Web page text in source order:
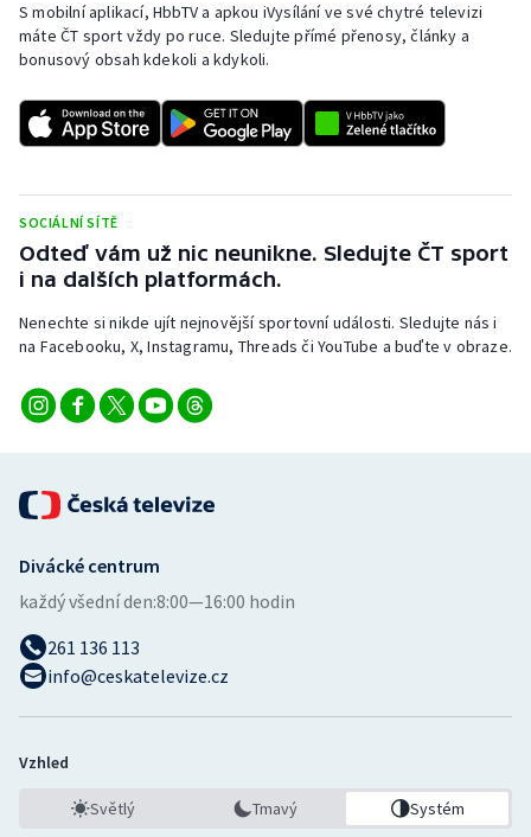
Ragby
Rychlobruslení
Rychlostní kanoistika
Short track
Sportovní střelba
Stolní tenis
Vodní slalom
Ostatní
S mobilní aplikací, HbbTV a apkou iVysílání ve své chytré televizi
máte ČT sport vždy po ruce. Sledujte přímé přenosy, články a
bonusový obsah kdekoli a kdykoli.
SOCIÁLNÍ SÍTĚ
Odteď vám už nic neunikne. Sledujte ČT sport
i na dalších platformách.
Nenechte si nikde ujít nejnovější sportovní události. Sledujte nás i
na Facebooku, X, Instagramu, Threads či YouTube a buďte v obraze.
Divácké centrum
každý všední den:8:00—16:00 hodin
261 136 113
info@ceskatelevize.cz
Vzhled
Světlý Tmavý Systém